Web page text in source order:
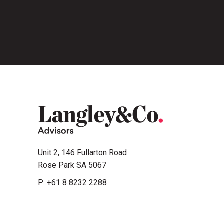
Unit 2, 146 Fullarton Road
Rose Park SA 5067
P: +61 8 8232 2288